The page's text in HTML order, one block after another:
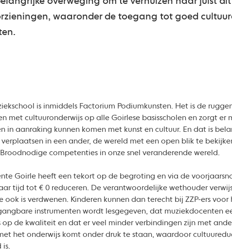
waaronder de toegang tot goed
is inmiddels Factorium Podiumkunsten. Het is de
met cultuuronderwijs op alle Goirlese basisscholen en zorgt er
in aanraking kunnen komen met kunst en cultuur. En dat is
verplaatsen in een ander, de wereld met een open blik te
competenties in onze snel veranderende wereld.
Goirle heeft een tekort op de begroting en via de
tijd tot € 0 reduceren. De verantwoordelijke wethouder
ook is verdwenen. Kinderen kunnen dan terecht bij ZZP-ers voor
instrumenten wordt lesgegeven, dat muziekdocenten
op de kwaliteit en dat er veel minder verbindingen zijn met
het onderwijs komt onder druk te staan, waardoor
is.